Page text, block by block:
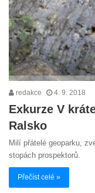
redakce 4. 9. 2018
Exkurze V
Ralsko
Milí přátelé geoparku,
stopách prospektorů.
Přečíst celé »